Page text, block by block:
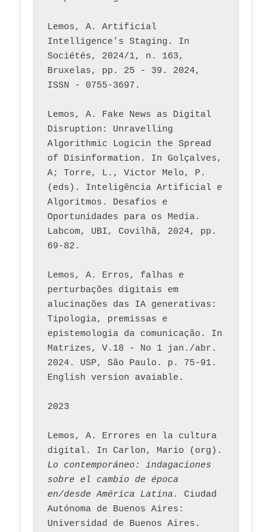
Lemos, A. Artificial
Intelligence’s Staging. In
Sociétés, 2024/1, n. 163,
Bruxelas, pp. 25 - 39. 2024,
ISSN - 0755-3697.
Lemos, A. Fake News as Digital
Disruption: Unravelling
Algorithmic Logicin the Spread
of Disinformation. In Golçalves,
A; Torre, L., Victor Melo, P.
(eds). Inteligência Artificial e
Algoritmos. Desafios e
Oportunidades para os Media.
Labcom, UBI, Covilhã, 2024, pp.
69-82.
Lemos, A. Erros, falhas e
perturbações digitais em
alucinações das IA generativas:
Tipologia, premissas e
epistemologia da comunicação. In
Matrizes, V.18 - No 1 jan./abr.
2024. USP, São Paulo. p. 75-91.
English version avaiable.
2023
Lemos, A. Errores en la cultura
Lo contemporáneo: indagaciones
sobre el cambio de época
en/desde América Latina.
Ciudad
Autónoma de Buenos Aires:
Universidad de Buenos Aires.